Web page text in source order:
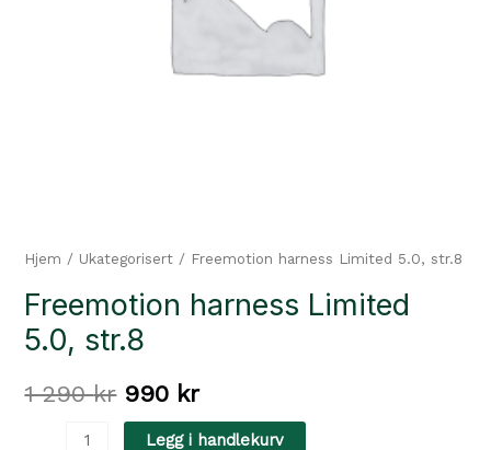
Hjem / Ukategorisert / Freemotion harness Limited 5.0, str.8
Freemotion harness Limited
5.0, str.8
1 290kr Opprinnelig
pris
990 krNåværende
pris
Freemotion
Legg i handlekurv